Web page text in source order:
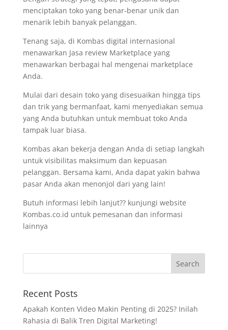
menciptakan toko yang benar-benar unik dan
menarik lebih banyak pelanggan.
Tenang saja, di Kombas digital internasional
menawarkan Jasa review Marketplace yang
menawarkan berbagai hal mengenai marketplace
Anda.
Mulai dari desain toko yang disesuaikan hingga tips
dan trik yang bermanfaat, kami menyediakan semua
yang Anda butuhkan untuk membuat toko Anda
tampak luar biasa.
Kombas akan bekerja dengan Anda di setiap langkah
untuk visibilitas maksimum dan kepuasan
pelanggan. Bersama kami, Anda dapat yakin bahwa
pasar Anda akan menonjol dari yang lain!
Butuh informasi lebih lanjut?? kunjungi website
Kombas.co.id untuk pemesanan dan informasi
lainnya
Recent Posts
Apakah Konten Video Makin Penting di 2025? Inilah
Rahasia di Balik Tren Digital Marketing!